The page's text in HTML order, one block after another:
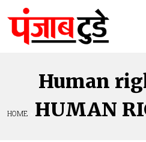
Human
HOME HUMAN